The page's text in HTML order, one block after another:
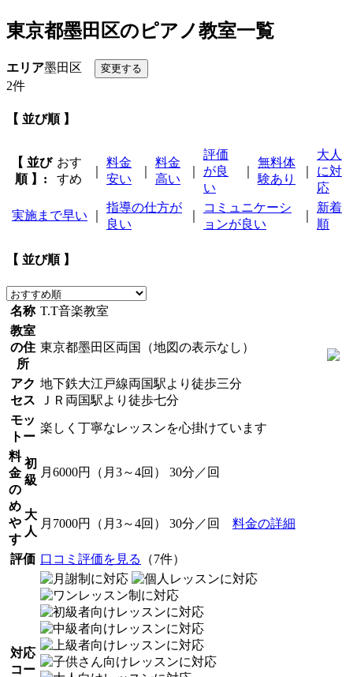
東京都墨田区のピアノ教室一覧
エリア墨田区
2件
【 並び順 】
【 並び
順 】:
おす
すめ
料金
安い
料金
高い
評価
が良
い
無料体
験あり
大人
に対
応
実施まで早い
指導の仕方が
良い
コミュニケーシ
ョンが良い
新着
順
【 並び順 】
名称 T.T音楽教室
教室
の住
所
東京都墨田区両国（地図の表示なし）
アク
セス
地下鉄大江戸線両国駅より徒歩三分
ＪＲ両国駅より徒歩七分
モッ
トー
楽しく丁寧なレッスンを心掛けています
料
金
の
め
や
す
初
級
月6000円（月3～4回） 30分／回
大
人
月7000円（月3～4回） 30分／回 料金の詳細
評価 口コミ評価を見る （7件）
対応
コー